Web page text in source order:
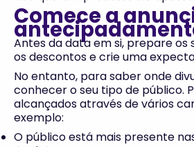
Comece a
Antes da data em si, prepare os
os descontos e crie uma
No entanto, para saber onde
conhecer o seu tipo de público.
alcançados através de vários
exemplo:
O público está mais presente